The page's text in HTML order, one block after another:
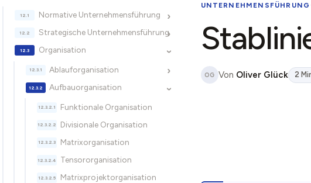
›
Normative Unternehmensführung
›
Strategische Unternehmensführung
›
Organisation
›
Ablauforganisation
›
Aufbauorganisation
Funktionale Organisation
Divisionale Organisation
Matrixorganisation
Tensororganisation
Matrixprojektorganisation
UNTERNEHMENSFÜHRUNG ·
OG Von Oliver Glück 2